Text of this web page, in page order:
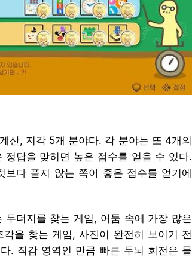
산, 지각 5개 분야다. 각 분야는 또 4개의
답을 맞히면 높은 점수를 얻을 수 있다.
다 풀지 않는 쪽이 좋은 점수를 얻기에
더지를 찾는 게임, 어둠 속에 가장 많은
을 찾는 게임, 사진이 완전히 보이기 전
. 직감 영역인 만큼 빠른 두뇌 회전은 물